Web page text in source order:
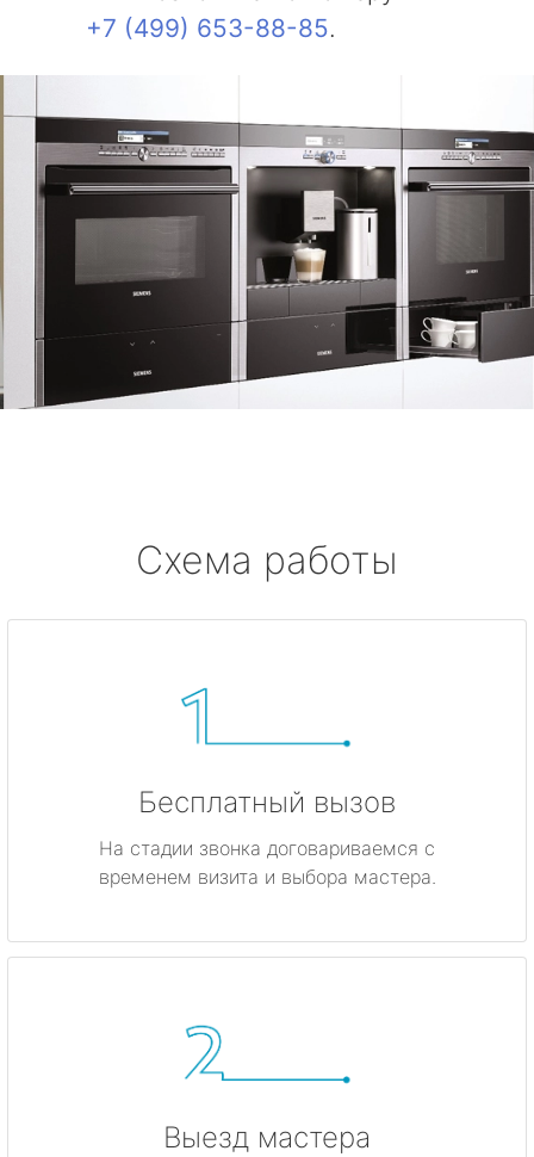
+7 (499) 653-88-85.
Схема работы
Бесплатный вызов
На стадии звонка договариваемся с
временем визита и выбора мастера.
Выезд мастера